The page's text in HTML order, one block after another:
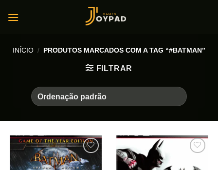
INÍCIO / PRODUTOS MARCADOS COM A TAG “#BATMAN”
FILTRAR